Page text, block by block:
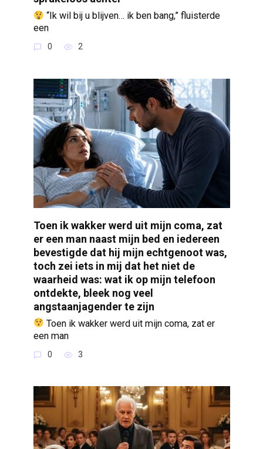
“Ik wil bij u blijven… ik ben bang,” fluisterde
een
0 2
Toen ik wakker werd uit mijn coma, zat
er een man naast mijn bed en iedereen
bevestigde dat hij mijn echtgenoot was,
toch zei iets in mij dat het niet de
waarheid was: wat ik op mijn telefoon
ontdekte, bleek nog veel
angstaanjagender te zijn
Toen ik wakker werd uit mijn coma, zat er
een man
0 3